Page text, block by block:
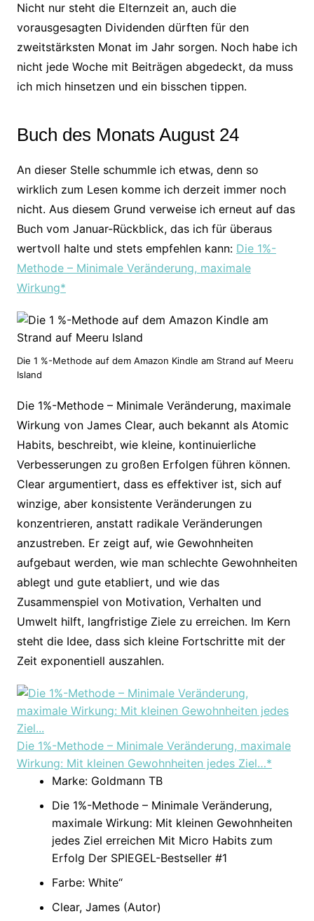
Nicht nur steht die Elternzeit an, auch die
vorausgesagten Dividenden dürften für den
zweitstärksten Monat im Jahr sorgen. Noch habe ich
nicht jede Woche mit Beiträgen abgedeckt, da muss
ich mich hinsetzen und ein bisschen tippen.
Buch des Monats August 24
An dieser Stelle schummle ich etwas, denn so
wirklich zum Lesen komme ich derzeit immer noch
nicht. Aus diesem Grund verweise ich erneut auf das
Buch vom Januar-Rückblick, das ich für überaus
wertvoll halte und stets empfehlen kann: Die 1%-
Methode – Minimale Veränderung, maximale
Wirkung*
Die 1 %-Methode auf dem Amazon Kindle am Strand auf Meeru
Island
Die 1%-Methode – Minimale Veränderung, maximale
Wirkung von James Clear, auch bekannt als Atomic
Habits, beschreibt, wie kleine, kontinuierliche
Verbesserungen zu großen Erfolgen führen können.
Clear argumentiert, dass es effektiver ist, sich auf
winzige, aber konsistente Veränderungen zu
konzentrieren, anstatt radikale Veränderungen
anzustreben. Er zeigt auf, wie Gewohnheiten
aufgebaut werden, wie man schlechte Gewohnheiten
ablegt und gute etabliert, und wie das
Zusammenspiel von Motivation, Verhalten und
Umwelt hilft, langfristige Ziele zu erreichen. Im Kern
steht die Idee, dass sich kleine Fortschritte mit der
Zeit exponentiell auszahlen.
Die 1%-Methode – Minimale Veränderung, maximale
Wirkung: Mit kleinen Gewohnheiten jedes Ziel…*
Marke: Goldmann TB
Die 1%-Methode – Minimale Veränderung,
maximale Wirkung: Mit kleinen Gewohnheiten
jedes Ziel erreichen Mit Micro Habits zum
Erfolg Der SPIEGEL-Bestseller #1
Farbe: White“
Clear, James (Autor)